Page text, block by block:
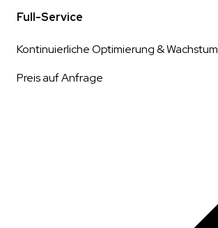
Full-Service
Kontinuierliche Optimierung & Wachstum
Preis auf Anfrage